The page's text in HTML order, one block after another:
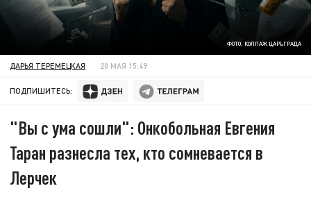
ФОТО: КОЛЛАЖ ЦАРЬГРАДА
ДАРЬЯ ТЕРЕМЕЦКАЯ 20 МАЯ 15:49
ПОДПИШИТЕСЬ:
"Вы с ума сошли": Онкобольная Евгения
Таран разнесла тех, кто сомневается в
Лерчек